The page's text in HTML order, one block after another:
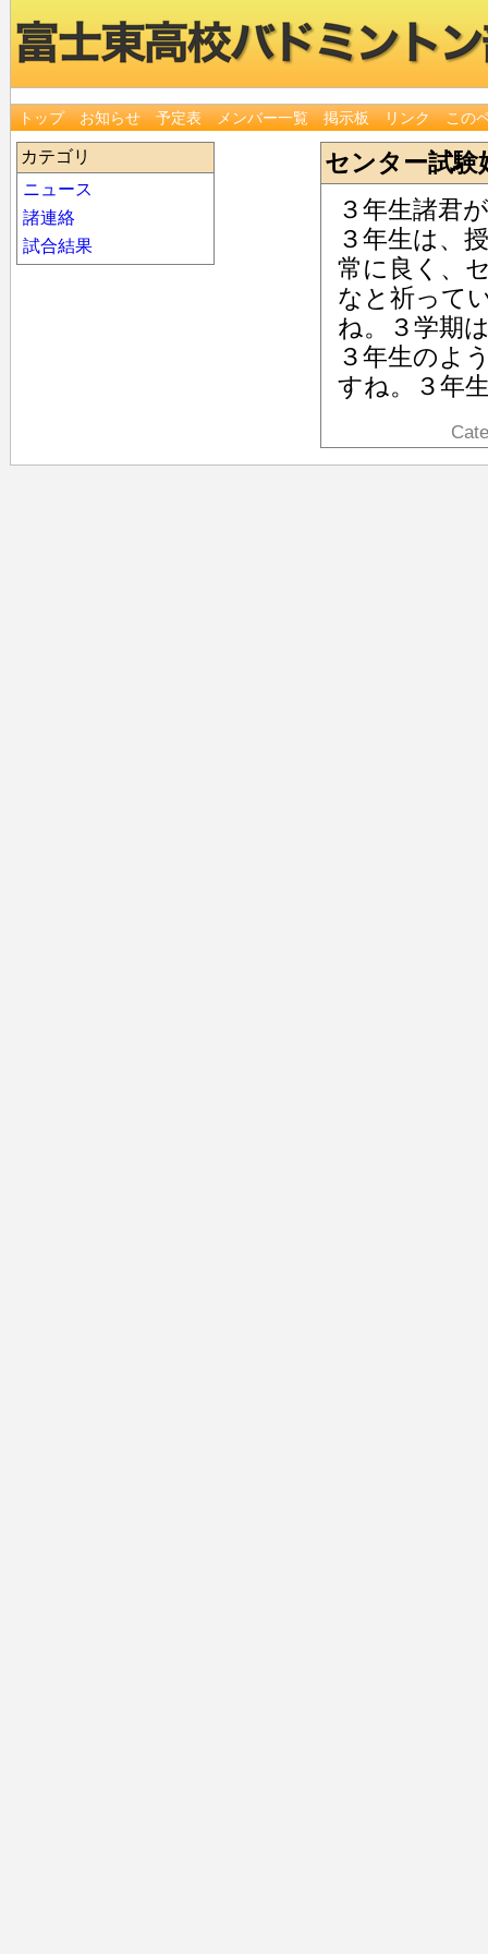
トップ お知らせ 予定表 メンバー一覧 掲示板 リンク この
カテゴリ
ニュース
諸連絡
試合結果
センター試験
３年生諸君
３年生は、
常に良く、
なと祈って
ね。３学期
３年生のよ
すね。３年